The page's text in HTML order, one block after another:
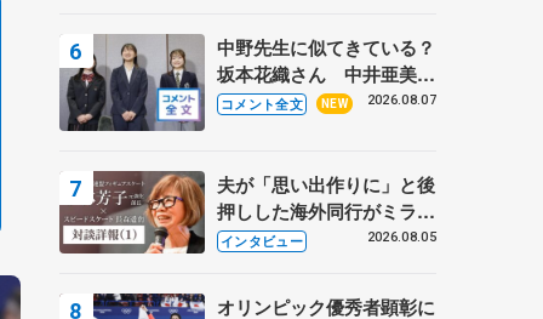
あい
中野先生に似てきている？
坂本花織さん 中井亜美は
クリケットのサマーキャン
部科学省スポーツ表彰
式】
コメント全文 NEW 2026.08.07
夫が「思い出作りに」と後
押しした海外同行がミラノ
まで… 繁華街のリンクで
に 小林芳子さんが振り返
インタビュー 2026.08.05
オリンピック優秀者顕彰に